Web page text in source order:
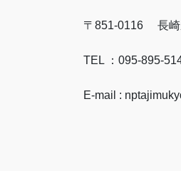
〒851-0116 長崎
TEL ：095-895-
E-mail :